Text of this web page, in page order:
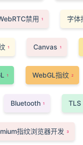
禁用 1 字体
1 Canvas 1
1 WebGL指纹 2
Bluetooth 1 TLS
指纹浏览器开发 3